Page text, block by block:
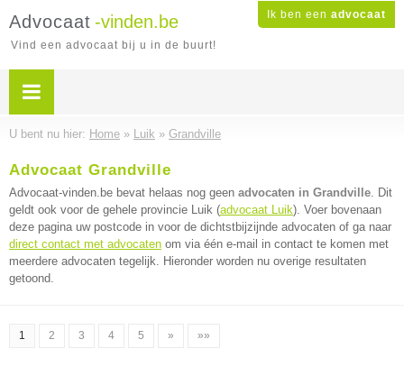
Ik ben een advocaat
Advocaat -vinden.be
Vind een advocaat bij u in de buurt!
U bent nu hier: Home » Luik » Grandville
Advocaat Grandville
Advocaat-vinden.be bevat helaas nog geen advocaten in Grandville. Dit
geldt ook voor de gehele provincie Luik (advocaat Luik). Voer bovenaan
deze pagina uw postcode in voor de dichtstbijzijnde advocaten of ga naar
direct contact met advocaten om via één e-mail in contact te komen met
meerdere advocaten tegelijk. Hieronder worden nu overige resultaten
getoond.
1 2 3 4 5 » »»